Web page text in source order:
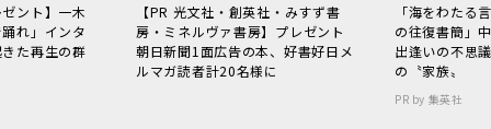
ント】一木
れ」インタ
た再生の群
【PR 光文社・創英社・みすず書
房・ミネルヴァ書房】プレゼント
朝日新聞1面広告の本、好書好日メ
ルマガ読者計20名様に
「海をわた
の往復書簡」
出逢いの不思
の〝家族〟
PR by 集英社